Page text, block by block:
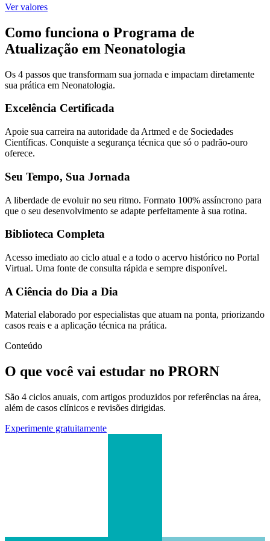
Ver valores
Como funciona o Programa de
Atualização em Neonatologia
Os 4 passos que transformam sua jornada e impactam diretamente
sua prática em Neonatologia.
Excelência Certificada
Apoie sua carreira na autoridade da Artmed e de Sociedades
Científicas. Conquiste a segurança técnica que só o padrão-ouro
oferece.
Seu Tempo, Sua Jornada
A liberdade de evoluir no seu ritmo. Formato 100% assíncrono para
que o seu desenvolvimento se adapte perfeitamente à sua rotina.
Biblioteca Completa
Acesso imediato ao ciclo atual e a todo o acervo histórico no Portal
Virtual. Uma fonte de consulta rápida e sempre disponível.
A Ciência do Dia a Dia
Material elaborado por especialistas que atuam na ponta, priorizando
casos reais e a aplicação técnica na prática.
Conteúdo
O que você vai estudar no PRORN
São 4 ciclos anuais, com artigos produzidos por referências na área,
além de casos clínicos e revisões dirigidas.
Experimente gratuitamente